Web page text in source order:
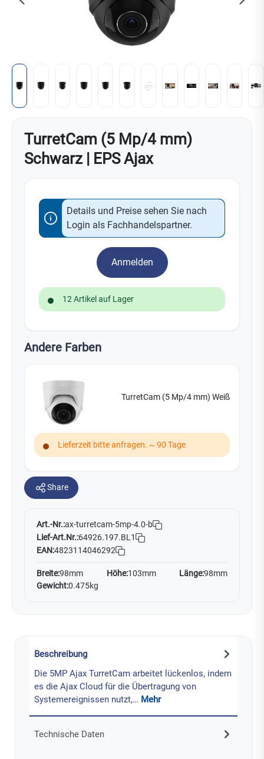
TurretCam (5 Mp/4 mm)
Schwarz | EPS Ajax
Details und Preise sehen Sie nach
Login als Fachhandelspartner.
Anmelden
12 Artikel auf Lager
Andere Farben
TurretCam (5 Mp/4 mm) Weiß
Lieferzeit bitte anfragen. ~ 90 Tage
Share
Art.-Nr.:ax-turretcam-5mp-4.0-b
Lief-Art.Nr.:64926.197.BL1
EAN:4823114046292
Breite:98mm Höhe:103mm Länge:98mm
Gewicht:0.475kg
Beschreibung
Die 5MP Ajax TurretCam arbeitet lückenlos, indem
es die Ajax Cloud für die Übertragung von
Systemereignissen nutzt,… Mehr
Technische Daten